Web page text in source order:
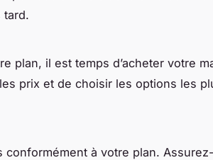
tard.
plan, il est temps d’acheter votre
prix et de choisir les options les
conformément à votre plan.